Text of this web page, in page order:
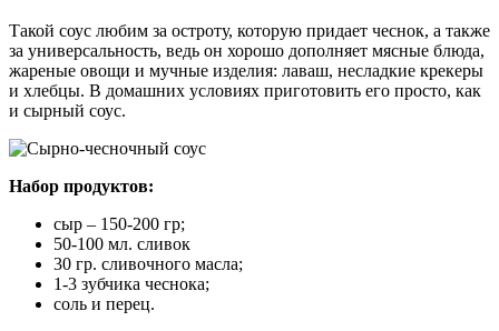
Такой соус любим за остроту, которую придает чеснок, а также
за универсальность, ведь он хорошо дополняет мясные блюда,
жареные овощи и мучные изделия: лаваш, несладкие крекеры
и хлебцы. В домашних условиях приготовить его просто, как
и сырный соус.
Набор продуктов:
сыр – 150-200 гр;
50-100 мл. сливок
30 гр. сливочного масла;
1-3 зубчика чеснока;
соль и перец.